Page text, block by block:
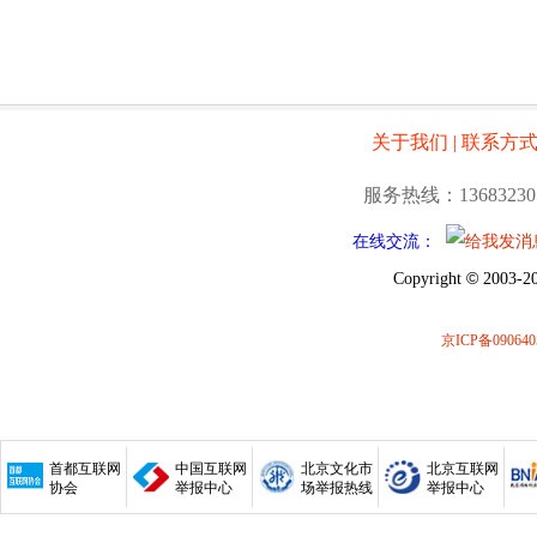
关于我们 | 联系方式
服务热线：
在线交流：
Copyright © 2003-
京ICP备
首都互联网
协会
中国互联网
举报中心
北京文化市
场举报热线
北京互联网
举报中心